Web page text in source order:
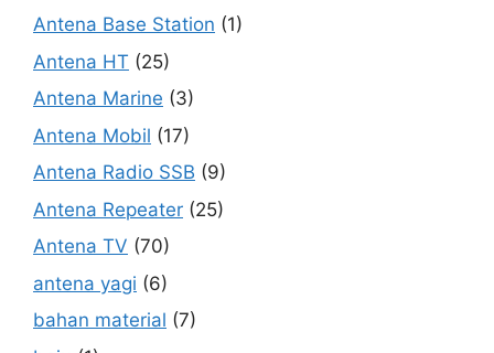
Antena Base Station (1)
Antena HT (25)
Antena Marine (3)
Antena Mobil (17)
Antena Radio SSB (9)
Antena Repeater (25)
Antena TV (70)
antena yagi (6)
bahan material (7)